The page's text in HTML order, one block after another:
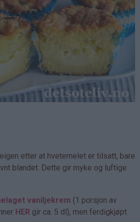
etter at hvetemelet er tilsatt, bare
blandet. Dette gir myke og luftige
vaniljekrem (1 porsjon av
HER gir ca. 5 dl), men ferdigkjøpt